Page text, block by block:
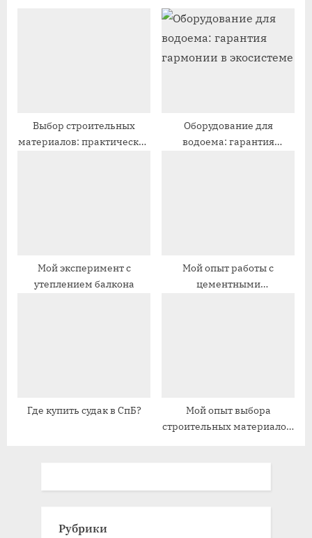
п
и
а
п
Выбор строительных
материалов: практическое
Оборудование для
водоема: гарантия
Мой эксперимент с
утеплением балкона
Мой опыт работы с
цементными
Где купить судак в СпБ?
Мой опыт выбора
строительных материалов⁚
Рубрики